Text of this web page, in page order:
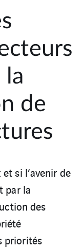
la
de
si l’avenir de
par la
des
priorités